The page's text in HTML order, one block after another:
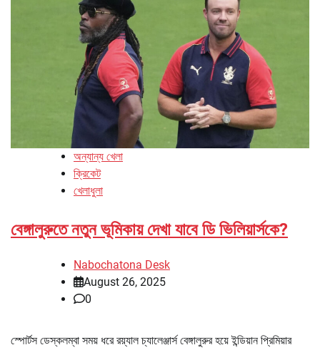
অন্যান্য খেলা
ক্রিকেট
খেলাধুলা
বেঙ্গালুরুতে নতুন ভূমিকায় দেখা যাবে ডি ভিলিয়ার্সকে?
Nabochatona Desk
August 26, 2025
0
স্পোর্টস ডেস্কলম্বা সময় ধরে রয়্যাল চ্যালেঞ্জার্স বেঙ্গালুরুর হয়ে ইন্ডিয়ান প্রিমিয়ার